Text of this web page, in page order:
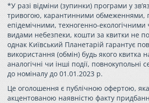
*У разі відміни (зупинки) програми у
тривогою, карантинними обмеженнями,
епідемічними, техногенно-
видами небезпеки, кошти за квитки не
однак Київський Планетарій гарантує
використання (обмін) будь якого квитка
аналогічні чи інші події, повнокупольні
до номіналу до 01.01.2023 р.
Це оголошення є публічною офертою,
акцентованою наявністю факту